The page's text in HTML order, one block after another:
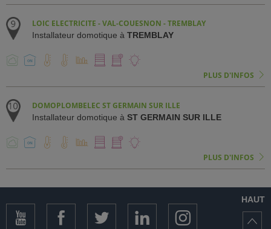
LOIC ELECTRICITE - VAL-COUESNON - TREMBLAY
Installateur domotique à TREMBLAY
PLUS D'INFOS
DOMOPLOMBELEC ST GERMAIN SUR ILLE
Installateur domotique à ST GERMAIN SUR ILLE
PLUS D'INFOS
HAUT